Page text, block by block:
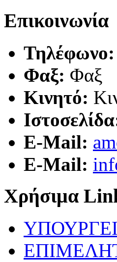
Επικοινωνία
Τηλέφωνο:
Φαξ: Φαξ
Κινητό:
E-Mail:
E-Mail:
Χρήσιμα